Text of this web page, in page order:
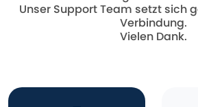
Unser Support Team setzt sich
Verbindung.
Vielen Dank.